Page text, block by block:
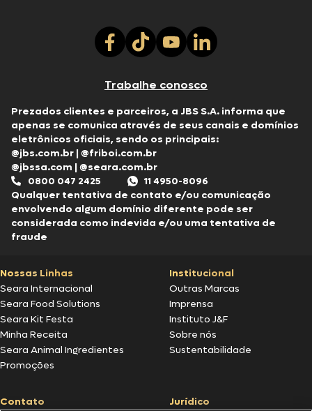
Trabalhe conosco
Prezados clientes e parceiros, a JBS S.A. informa que
apenas se comunica através de seus canais e domínios
eletrônicos oficiais, sendo os principais:
@jbs.com.br | @friboi.com.br
@jbssa.com | @seara.com.br
0800 047 2425
11 4950-8096
Qualquer tentativa de contato e/ou comunicação
envolvendo algum domínio diferente pode ser
considerada como indevida e/ou uma tentativa de
fraude
Nossas Linhas
Seara Internacional
Seara Food Solutions
Seara Kit Festa
Minha Receita
Seara Animal Ingredientes
Promoções
Institucional
Outras Marcas
Imprensa
Instituto J&F
Sobre nós
Sustentabilidade
Contato
Jurídico